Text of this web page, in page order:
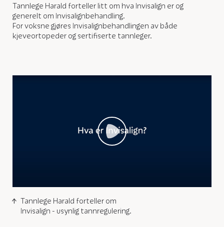
Tannlege Harald forteller litt om hva Invisalign er og
generelt om Invisalignbehandling.
For voksne gjøres Invisalignbehandlingen av både
kjeveortopeder og sertifiserte tannleger.
Tannlege Harald forteller om
Invisalign - usynlig tannregulering.